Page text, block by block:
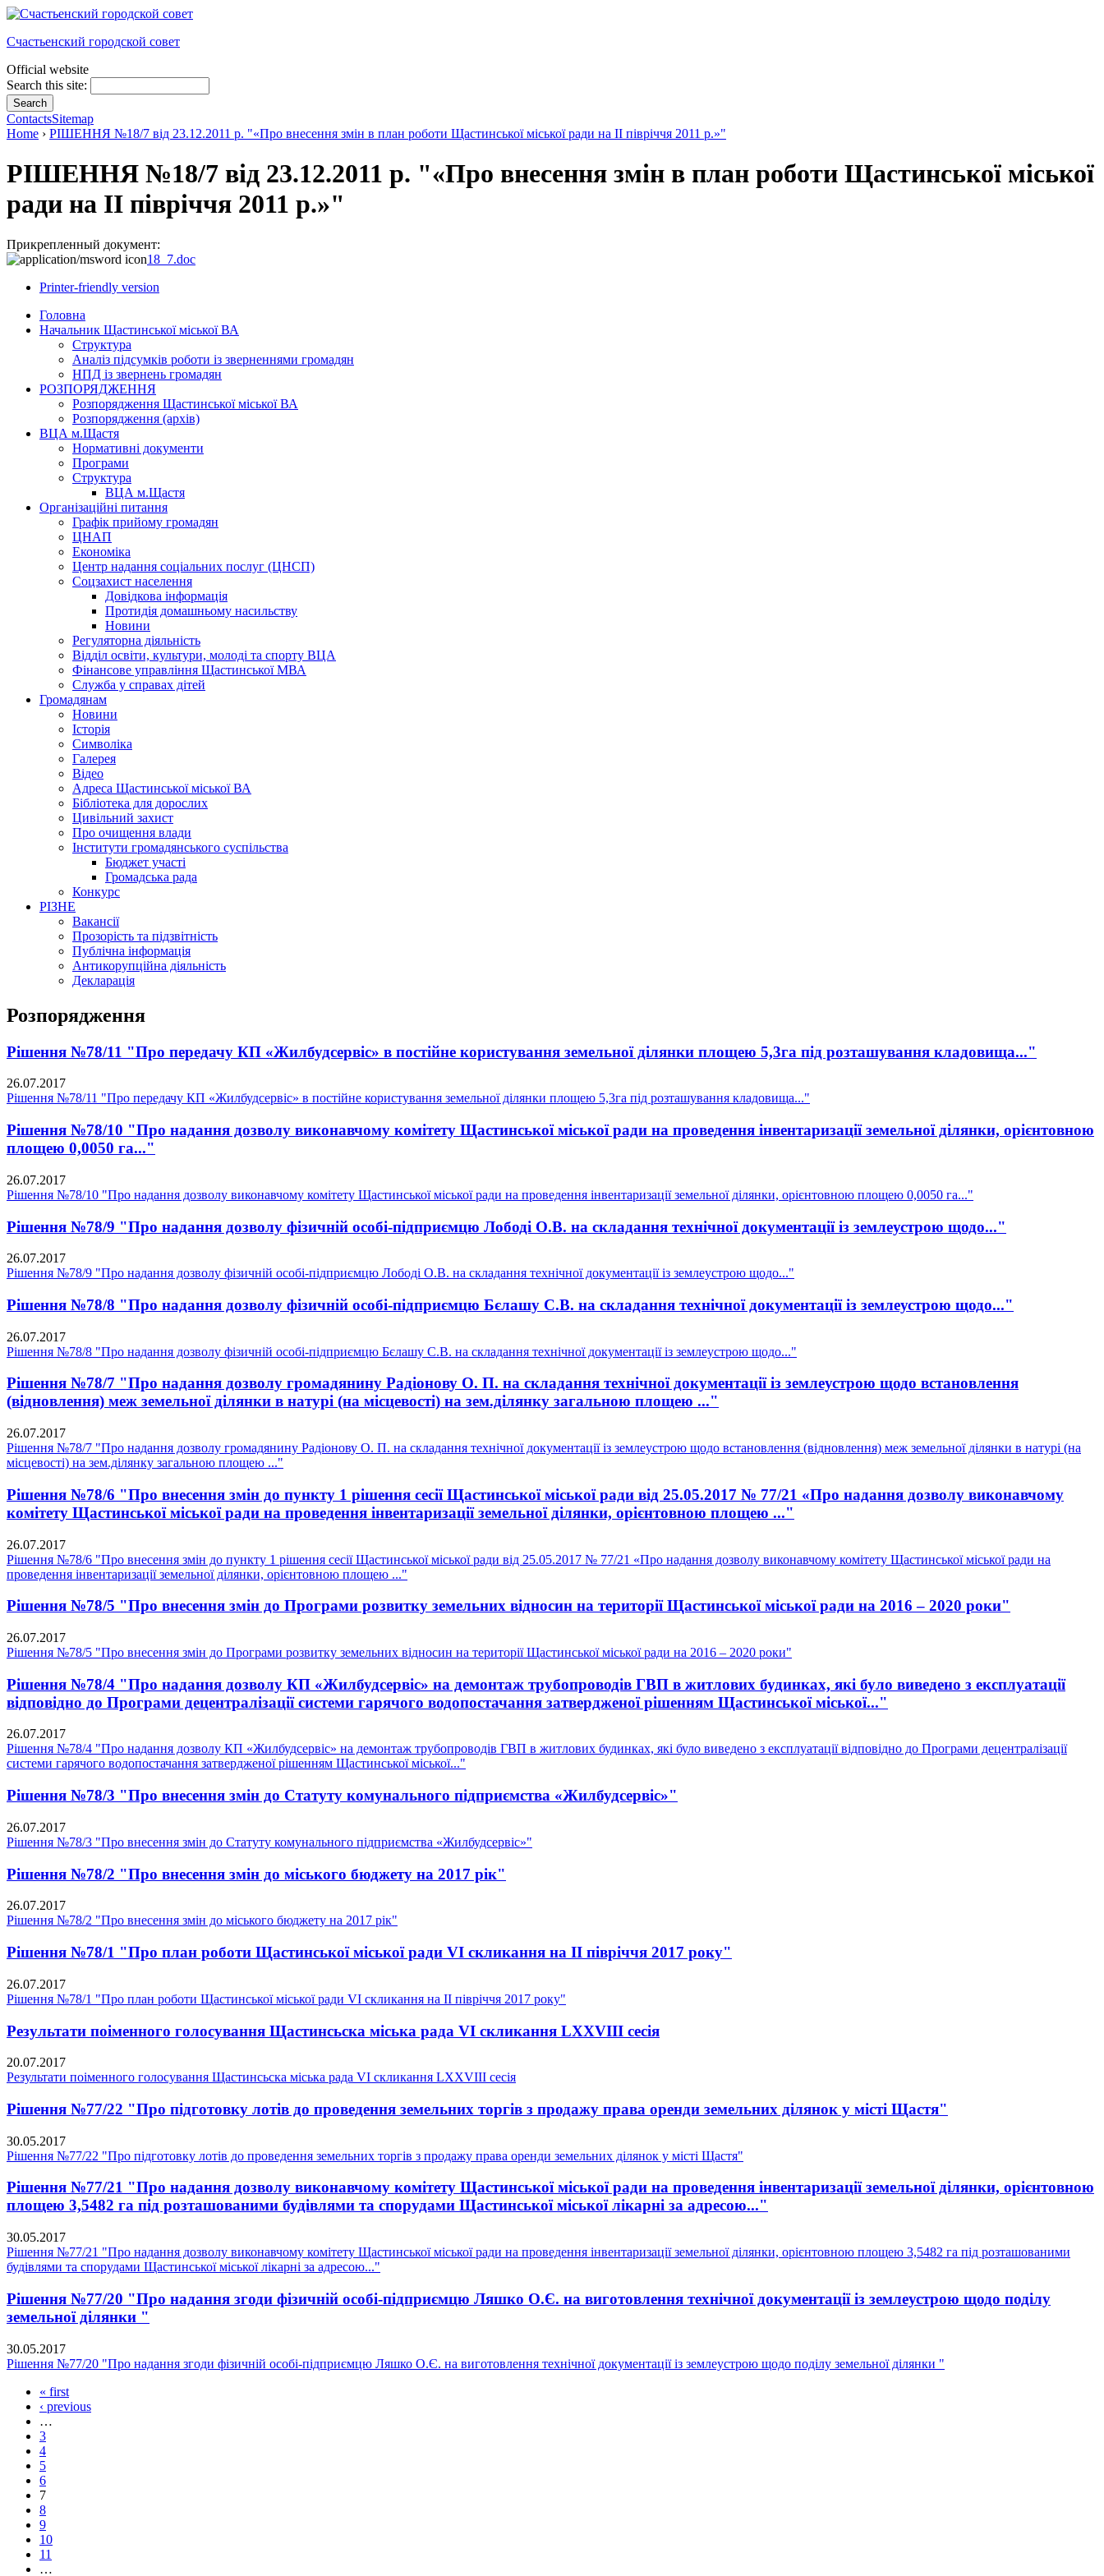
Счастьенский городской совет
Official website
Search this site:
ContactsSitemap
Home › РІШЕННЯ №18/7 від 23.12.2011 р. "«Про внесення змін в план роботи Щастинської міської ради на II півріччя 2011 р.»"
РІШЕННЯ №18/7 від 23.12.2011 р. "«Про внесення змін в план роботи Щастинської міської
ради на II півріччя 2011 р.»"
Прикрепленный документ:
18_7.doc
Printer-friendly version
Головна
Начальник Щастинської міської ВА
Структура
Аналіз підсумків роботи із зверненнями громадян
НПД із звернень громадян
РОЗПОРЯДЖЕННЯ
Розпорядження Щастинської міської ВА
Розпорядження (архів)
ВЦА м.Щастя
Нормативні документи
Програми
Структура
ВЦА м.Щастя
Організаційні питання
Графік прийому громадян
ЦНАП
Економіка
Центр надання соціальних послуг (ЦНСП)
Соцзахист населення
Довідкова інформація
Протидія домашньому насильству
Новини
Регуляторна діяльність
Відділ освіти, культури, молоді та спорту ВЦА
Фінансове управління Щастинської МВА
Служба у справах дітей
Громадянам
Новини
Історія
Символіка
Галерея
Відео
Адреса Щастинської міської ВА
Бібліотека для дорослих
Цивільний захист
Про очищення влади
Інститути громадянського суспільства
Бюджет участі
Громадська рада
Конкурс
РІЗНЕ
Вакансії
Прозорість та підзвітність
Публічна інформація
Антикорупційна діяльність
Декларація
Розпорядження
Рішення №78/11 "Про передачу КП «Жилбудсервіс» в постійне користування земельної ділянки площею 5,3га під розташування кладовища..."
26.07.2017
Рішення №78/11 "Про передачу КП «Жилбудсервіс» в постійне користування земельної ділянки площею 5,3га під розташування кладовища..."
Рішення №78/10 "Про надання дозволу виконавчому комітету Щастинської міської ради на проведення інвентаризації земельної ділянки, орієнтовною
площею 0,0050 га..."
26.07.2017
Рішення №78/10 "Про надання дозволу виконавчому комітету Щастинської міської ради на проведення інвентаризації земельної ділянки, орієнтовною площею 0,0050 га..."
Рішення №78/9 "Про надання дозволу фізичній особі-підприємцю Лободі О.В. на складання технічної документації із землеустрою щодо..."
26.07.2017
Рішення №78/9 "Про надання дозволу фізичній особі-підприємцю Лободі О.В. на складання технічної документації із землеустрою щодо..."
Рішення №78/8 "Про надання дозволу фізичній особі-підприємцю Бєлашу С.В. на складання технічної документації із землеустрою щодо..."
26.07.2017
Рішення №78/8 "Про надання дозволу фізичній особі-підприємцю Бєлашу С.В. на складання технічної документації із землеустрою щодо..."
Рішення №78/7 "Про надання дозволу громадянину Радіонову О. П. на складання технічної документації із землеустрою щодо встановлення
(відновлення) меж земельної ділянки в натурі (на місцевості) на зем.ділянку загальною площею ..."
26.07.2017
Рішення №78/7 "Про надання дозволу громадянину Радіонову О. П. на складання технічної документації із землеустрою щодо встановлення (відновлення) меж земельної ділянки в натурі (на
місцевості) на зем.ділянку загальною площею ..."
Рішення №78/6 "Про внесення змін до пункту 1 рішення сесії Щастинської міської ради від 25.05.2017 № 77/21 «Про надання дозволу виконавчому
комітету Щастинської міської ради на проведення інвентаризації земельної ділянки, орієнтовною площею ..."
26.07.2017
Рішення №78/6 "Про внесення змін до пункту 1 рішення сесії Щастинської міської ради від 25.05.2017 № 77/21 «Про надання дозволу виконавчому комітету Щастинської міської ради на
проведення інвентаризації земельної ділянки, орієнтовною площею ..."
Рішення №78/5 "Про внесення змін до Програми розвитку земельних відносин на території Щастинської міської ради на 2016 – 2020 роки"
26.07.2017
Рішення №78/5 "Про внесення змін до Програми розвитку земельних відносин на території Щастинської міської ради на 2016 – 2020 роки"
Рішення №78/4 "Про надання дозволу КП «Жилбудсервіс» на демонтаж трубопроводів ГВП в житлових будинках, які було виведено з експлуатації
відповідно до Програми децентралізації системи гарячого водопостачання затвердженої рішенням Щастинської міської..."
26.07.2017
Рішення №78/4 "Про надання дозволу КП «Жилбудсервіс» на демонтаж трубопроводів ГВП в житлових будинках, які було виведено з експлуатації відповідно до Програми децентралізації
системи гарячого водопостачання затвердженої рішенням Щастинської міської..."
Рішення №78/3 "Про внесення змін до Статуту комунального підприємства «Жилбудсервіс»"
26.07.2017
Рішення №78/3 "Про внесення змін до Статуту комунального підприємства «Жилбудсервіс»"
Рішення №78/2 "Про внесення змін до міського бюджету на 2017 рік"
26.07.2017
Рішення №78/2 "Про внесення змін до міського бюджету на 2017 рік"
Рішення №78/1 "Про план роботи Щастинської міської ради VI скликання на II півріччя 2017 року"
26.07.2017
Рішення №78/1 "Про план роботи Щастинської міської ради VI скликання на II півріччя 2017 року"
Результати поіменного голосування Щастинсьска міська рада VI скликання LXXVІІІ сесія
20.07.2017
Результати поіменного голосування Щастинсьска міська рада VI скликання LXXVІІІ сесія
Рішення №77/22 "Про підготовку лотів до проведення земельних торгів з продажу права оренди земельних ділянок у місті Щастя"
30.05.2017
Рішення №77/22 "Про підготовку лотів до проведення земельних торгів з продажу права оренди земельних ділянок у місті Щастя"
Рішення №77/21 "Про надання дозволу виконавчому комітету Щастинської міської ради на проведення інвентаризації земельної ділянки, орієнтовною
площею 3,5482 га під розташованими будівлями та спорудами Щастинської міської лікарні за адресою..."
30.05.2017
Рішення №77/21 "Про надання дозволу виконавчому комітету Щастинської міської ради на проведення інвентаризації земельної ділянки, орієнтовною площею 3,5482 га під розташованими
будівлями та спорудами Щастинської міської лікарні за адресою..."
Рішення №77/20 "Про надання згоди фізичній особі-підприємцю Ляшко О.Є. на виготовлення технічної документації із землеустрою щодо поділу
земельної ділянки "
30.05.2017
Рішення №77/20 "Про надання згоди фізичній особі-підприємцю Ляшко О.Є. на виготовлення технічної документації із землеустрою щодо поділу земельної ділянки "
« first
‹ previous
…
3
4
5
6
7
8
9
10
11
…